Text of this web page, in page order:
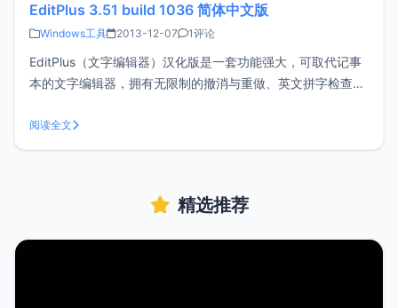
EditPlus 3.51 build 1036 简体中文版
Windows工具 2013-12-07 1评论
EditPlus（文字编辑器）汉化版是一套功能强大，可取代记事
本的文字编辑器，拥有无限制的撤消与重做、英文拼字检查、
览功能。而它还有一个好用的功能，就是它有监视剪贴板的功
能，同步于剪贴板可自动粘贴进 EditPlus 的窗口中省去粘贴的
阅读全文
精选推荐